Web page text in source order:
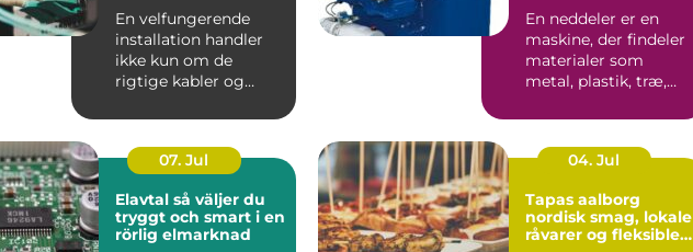
En velfungerende
installation handler
ikke kun om de
rigtige kabler og
gennemført kab...
En neddeler er en
maskine, der findeler
materialer som
metal, plastik, træ,
07. Jul
Elavtal så väljer du
tryggt och smart i en
rörlig elmarknad
04. Jul
Tapas aalborg
nordisk smag, lokale
råvarer og fleksible